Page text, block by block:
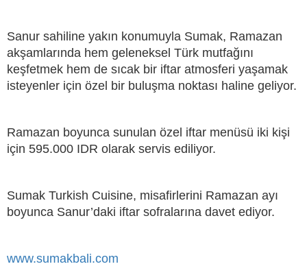
Sanur sahiline yakın konumuyla Sumak, Ramazan
akşamlarında hem geleneksel Türk mutfağını
keşfetmek hem de sıcak bir iftar atmosferi yaşamak
isteyenler için özel bir buluşma noktası haline geliyor.
Ramazan boyunca sunulan özel iftar menüsü iki kişi
için 595.000 IDR olarak servis ediliyor.
Sumak Turkish Cuisine, misafirlerini Ramazan ayı
boyunca Sanur’daki iftar sofralarına davet ediyor.
www.sumakbali.com